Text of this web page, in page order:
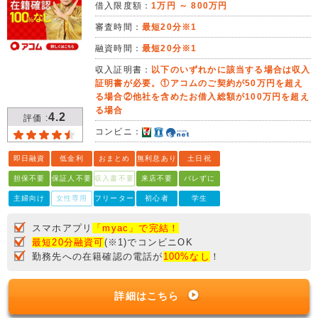
評価 :4.2
借入限度額：1万円 ～ 800万円
審査時間： 最短20分※1
融資時間： 最短20分※1
収入証明書： 以下のいずれかに該当する場合は収入
証明書が必要。①アコムのご契約が50万円を超え
る場合②他社を含めたお借入総額が100万円を超え
る場合
コンビニ：
即日融資 低金利 おまとめ 無利息あり 土日祝
担保不要 保証人不要 収入書不要 来店不要 バレずに
主婦向け 女性専用 フリーター 初心者 学生
スマホアプリ
「myac」で完結！
最短20分融資可(※1)でコンビニOK
勤務先への在籍確認の電話が 100%なし ！
詳細はこちら